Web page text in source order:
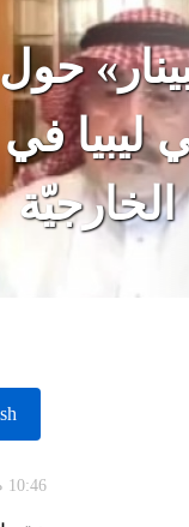
حول
ليبيا
10:46 م - 11 نوفمبر 2020